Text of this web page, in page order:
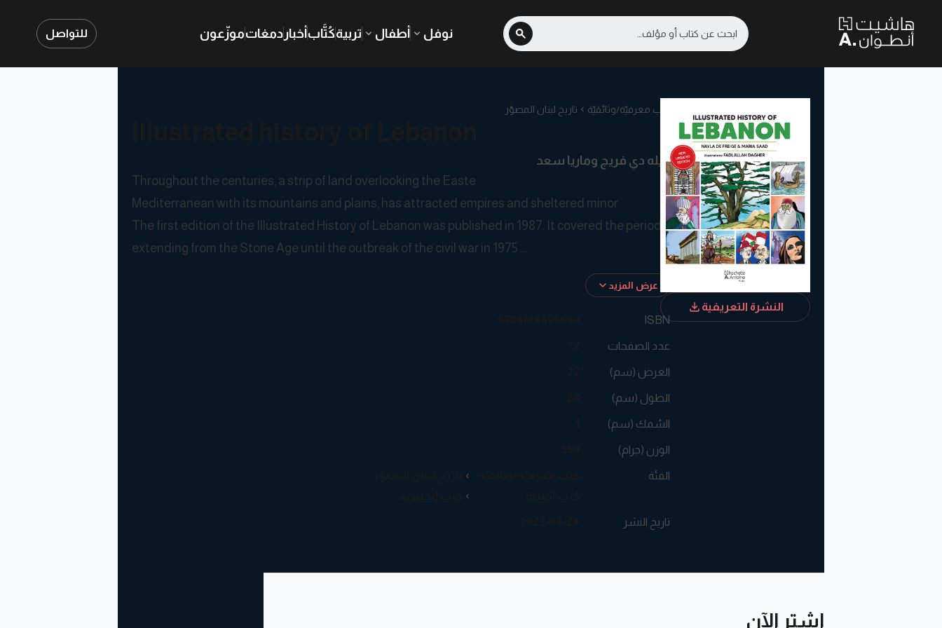
نوفل أطفال تربيةكُتَّابأخبار دمغاتموزّعون للتواصل
كتب معرفيّة/وثائقيّة تاريخ لبنان المصوّر
نايله دي فريج وماريا سعد
Throughout the centuries, a strip of land overlooking the Easte
Mediterranean with its mountains and plains, has attracted empires and sheltered minor
The first edition of the Illustrated History of Lebanon was published in 1987. It covered the period
extending from the Stone Age until the outbreak of the civil war in 1975
This new edition continues the story until 2008. It is expressed in terms of a chronological
narrative that reframes landmark events and key dates, illustrated with detail, color, and humor
عرض المزيد
ISBN
عدد الصفحات
العرض (سم)
الطول (سم)
السُمك (سم)
الوزن (جرام)
الفئة
تاريخ النشر
النشرة التعريفية
اشترِ الآن